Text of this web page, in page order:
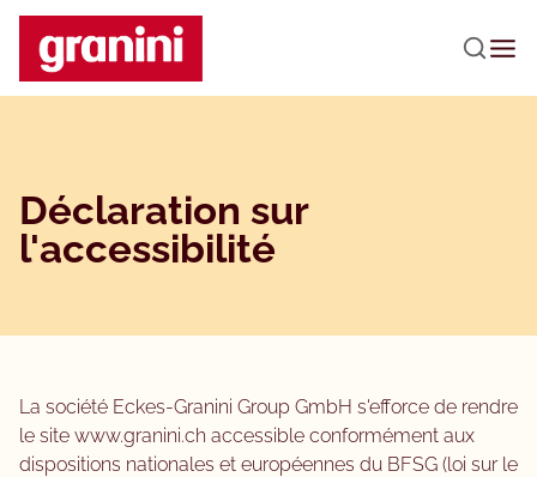
Passer au contenu principal
Déclaration sur
l'accessibilité
La société Eckes-Granini Group GmbH s'efforce de rendre
le site www.granini.ch accessible conformément aux
dispositions nationales et européennes du BFSG (loi sur le